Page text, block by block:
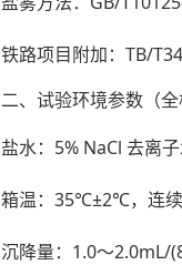
铁路项目附加：TB/
二、试验环境参数（全
盐水： 5% NaCl 去离
箱温： 35℃±2℃，连
沉降量： 1.0～2.0mL/